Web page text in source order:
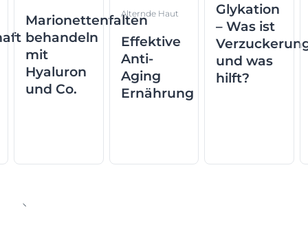
Marionettenfalten
behandeln
mit
Hyaluron
und Co.
Alternde Haut
Effektive
Anti-
Aging
Ernährung
Glykation
– Was ist
und was
hilft?